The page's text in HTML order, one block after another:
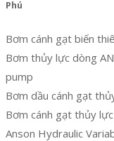
Phú
Bơm cánh gạt biến
Bơm thủy lực dòng
pump
Bơm dầu cánh gạt
Bơm cánh gạt thủy
Anson Hydraulic